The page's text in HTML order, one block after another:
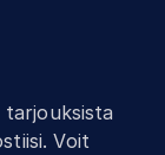
Voit